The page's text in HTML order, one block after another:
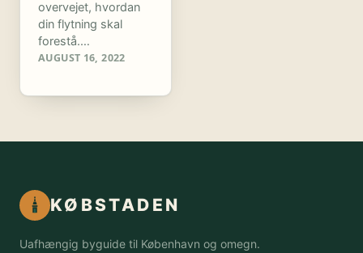
overvejet, hvordan
din flytning skal
forestå.…
AUGUST 16, 2022
KØBSTADEN
Uafhængig byguide til København og omegn.